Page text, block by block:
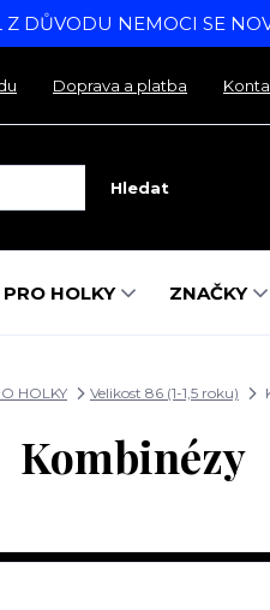
DŮVODU NEMOCI SE
Doprava a platba
Hledat
PRO HOLKY ZNAČKY
HOLKY Velikost 86 (1-1,5 roku)
Kombinézy